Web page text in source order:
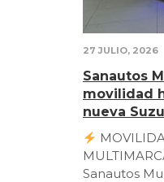
27 JULIO, 2026
Sanautos
movilidad
nueva
Sanautos